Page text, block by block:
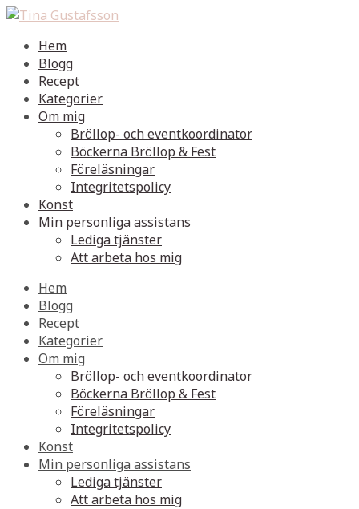
Hem
Blogg
Recept
Kategorier
Om mig
Bröllop- och eventkoordinator
Böckerna Bröllop & Fest
Föreläsningar
Integritetspolicy
Konst
Min personliga assistans
Lediga tjänster
Att arbeta hos mig
Hem
Blogg
Recept
Kategorier
Om mig
Bröllop- och eventkoordinator
Böckerna Bröllop & Fest
Föreläsningar
Integritetspolicy
Konst
Min personliga assistans
Lediga tjänster
Att arbeta hos mig